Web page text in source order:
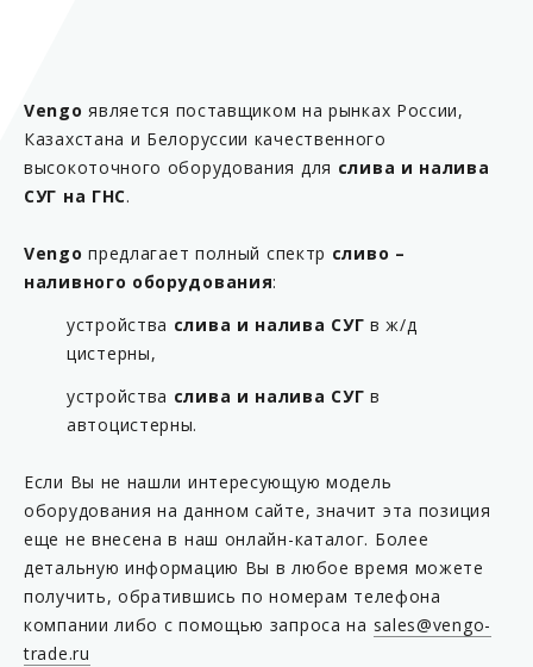
Vengoявляется поставщиком на рынках России,
Казахстана и Белоруссии качественного
высокоточного оборудования для слива и налива
СУГ на ГНС.
Vengoпредлагает полный спектр сливо –
наливного оборудования:
устройства слива и налива СУГ в ж/д
цистерны,
устройства слива и налива СУГ в
автоцистерны.
Если Вы не нашли интересующую модель
оборудования на данном сайте, значит эта позиция
еще не внесена в наш онлайн-каталог. Более
детальную информацию Вы в любое время можете
получить, обратившись по номерам телефона
компании либо с помощью запроса на sales@vengo-
trade.ru